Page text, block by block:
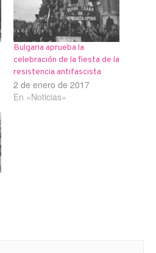
Bulgaria aprueba la
celebración de la fiesta de la
resistencia antifascista
2 de enero de 2017
En «Noticias»